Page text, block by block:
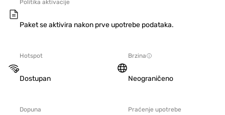
Politika aktivacije
Paket se aktivira nakon prve upotrebe podataka.
Hotspot
Dostupan
Brzina
Neograničeno
Dopuna Praćenje upotrebe